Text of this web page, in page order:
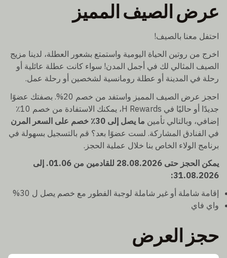
عرض الصيف المميز
احتفل معنا بالصيف!
اخرج من روتين الحياة اليومية واستمتع بشعور العطلة، لدينا مزيج
الصيف المثالي لك في أجمل المدن! سواء كانت عطلة عائلية أو
رحلة في المدينة أو عطلة رومانسية لشخصين أو رحلة عمل.
احجز عرض الصيف المميز واستفد من خصم 20%. بصفتك عضوًا
جديدًا أو حاليًا في H Rewards، يمكنك الاستفادة من خصم 10٪
إضافي، وبالتالي تأمين ما يصل إلى 30٪ خصم على السعر المرن
في الفنادق المشاركة. لست عضوًا بعد؟ قم بالتسجيل بسهولة في
برنامج الولاء الخاص بنا خلال عملية الحجز.
يمكن الحجز حتى 28.08.2026 للقادمين من 01.06. إلى
31.08.2026:
إقامة شاملة أو غير شاملة لوجبة الفطور مع خصم يصل ل 30%
واي فاي
حجز العرض